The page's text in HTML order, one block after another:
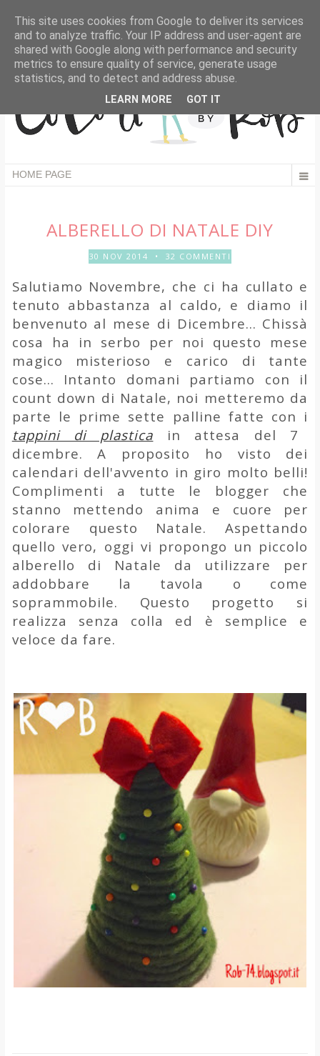
ALBERELLO DI NATALE DIY
30 NOV 2014 • 32 COMMENTI
Salutiamo Novembre, che ci ha cullato e
tenuto abbastanza al caldo, e diamo il
benvenuto al mese di Dicembre... Chissà
cosa ha in serbo per noi questo mese
magico misterioso e carico di tante
cose... Intanto domani partiamo con il
count down di Natale, noi metteremo da
parte le prime sette palline fatte con i
tappini di plastica in attesa del 7
dicembre. A proposito ho visto dei
calendari dell'avvento in giro molto belli!
Complimenti a tutte le blogger che
stanno mettendo anima e cuore per
colorare questo Natale. Aspettando
quello vero, oggi vi propongo un piccolo
alberello di Natale da utilizzare per
addobbare la tavola o come
soprammobile. Questo progetto si
realizza senza colla ed è semplice e
veloce da fare.
This site uses cookies from Google to deliver its services
and to analyze traffic. Your IP address and user-agent are
shared with Google along with performance and security
metrics to ensure quality of service, generate usage
statistics, and to detect and address abuse.
LEARN MORE GOT IT